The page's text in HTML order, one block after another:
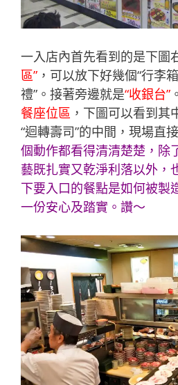
一入店內首先看到的是下圖
區” ，可以放下好幾個“行李
禮”。接著旁邊就是“收銀台”
餐座位區 ，下圖可以看到其
“迴轉壽司”的中間，現場直
個動作都看得清清楚楚，除
藝既扎實又乾淨利落以外，
下要入口的餐點是如何被製
一份安心及踏實。讚～